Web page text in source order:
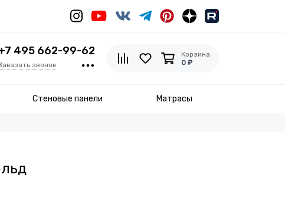
495 662-99-62
звонок
Корзина
0 ₽
Стеновые панели Матрасы